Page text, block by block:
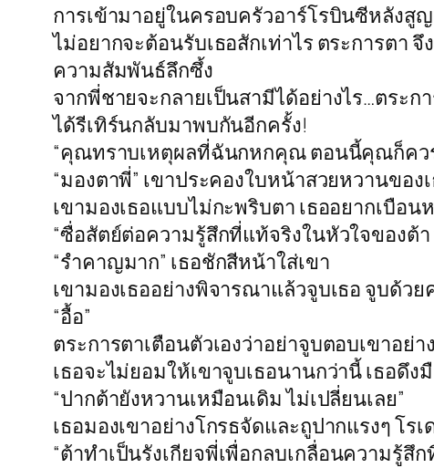
การเข้ามาอยู่ในครอบครัวอาร์โรบินซีหลังสู
ไม่อยากจะต้อนรับเธอสักเท่าไร ตระการตา
ความสัมพันธ์ลึกซึ้ง
จากพี่ชายจะกลายเป็นสามีได้อย่างไร…ตระ
ได้รีเทิร์นกลับมาพบกันอีกครั้ง!
“คุณทราบเหตุผลที่ฉันกหกคุณ ตอนนี้คุณก็ควร
“มองตาพี่” เขาประคองใบหน้าสวยหวานของ
เขามองเธอแบบไม่กะพริบตา เธออยากเบือ
“ซื่อสัตย์ต่อความรู้สึกที่แท้จริงในหัวใจของต้
“รำคาญมาก” เธอชักสีหน้าใส่เขา
เขามองเธออย่างพิจารณาแล้วจูบเธอ จูบด้
“อื้อ”
ตระการตาเตือนตัวเองว่าอย่าจูบตอบเขาอ
เธอจะไม่ยอมให้เขาจูบเธอนานกว่านี้ เธอดึ
“ปากต้ายังหวานเหมือนเดิม ไม่เปลี่ยนเลย”
เธอมองเขาอย่างโกรธจัดและถูปากแรงๆ โ
“ต้าทำเป็นรังเกียจพี่เพื่อกลบเกลื่อนความรู้สึก